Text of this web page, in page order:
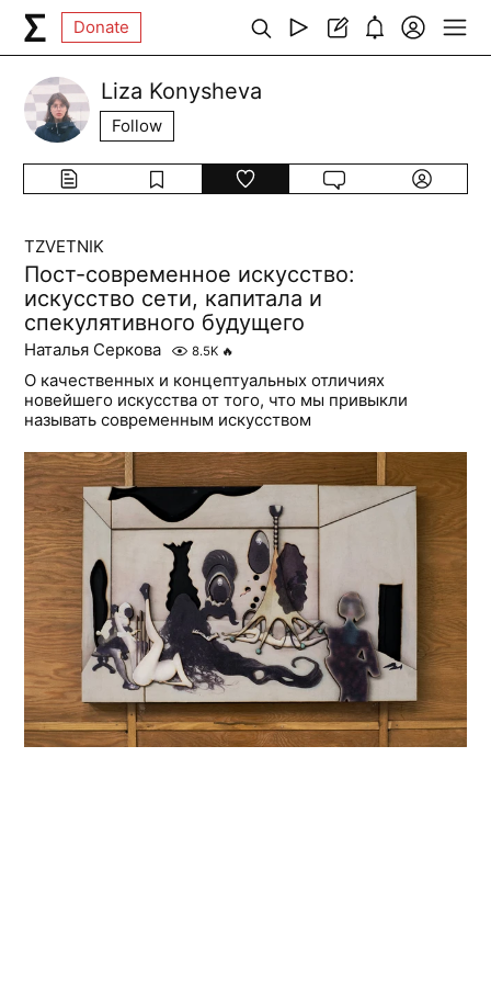
Donate
Liza Konysheva
Follow
TZVETNIK
Пост-современное искусство:
искусство сети, капитала и
спекулятивного будущего
Наталья Серкова 8.5K 🔥
О качественных и концептуальных отличиях
новейшего искусства от того, что мы привыкли
называть современным искусством